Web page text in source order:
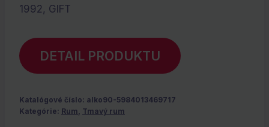
1992, GIFT
DETAIL PRODUKTU
Katalógové číslo: alko90-5984013469717
Kategórie: Rum, Tmavý rum